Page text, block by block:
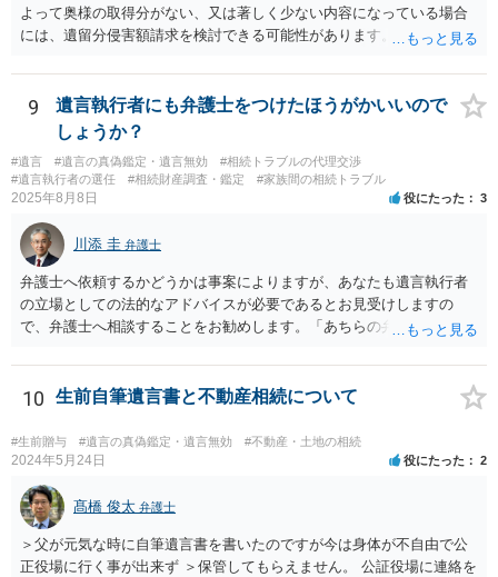
よって奥様の取得分がない、又は著しく少ない内容になっている場合
には、遺留分侵害額請求を検討できる可能性があります。ただし、
記の義務化に関する説明と混同されている可能性があります。相続登
記については、不動産を相続で取得したことを知った日から３年以内
に申請する義務があります。一方、遺留分侵害額請求は、相続開始お
よび遺留分を侵害する贈与・遺贈があったことを知った時から１年で
時効にかかります。また、相続開始から１０年が経過すると、認識の
有無にかかわらず行使できなくなります。 奥様がご両親の死亡を最近
効がいつから進むかは慎重に検討する必要があります。ただし、死亡
から３年が経過しているとのことですので、早急に戸籍、遺言の有
無、不動産登記、遺産分割協議書の有無を確認した方がよいでしょ
う。特に、お姉様側だけで不動産名義を変更している場合、遺言があ
ったのか、遺産分割協議書が作成されているのか、奥様の署名押印が
以前に、法定相続分や遺産分割未了の問題として整理すべき場合もあ
ります。 奥様において戸籍謄本、不動産登記簿、固定資産評価証明
書、遺言書の有無等を確認し、弁護士に個別に相談した方がよいと思
われます。
9
遺言執行者にも弁護士をつけたほうがかいいので
しょうか？
#遺言 #遺言の真偽鑑定・遺言無効
#相続トラブルの代理交渉
#遺言執行者の選任
#相続財産調査・鑑定 #家族間の相続トラブル
2025年8月8日 役にたった 3
川添 圭 弁護士
弁護士へ依頼するかどうかは事案によりますが、あなたも遺言執行者
の立場としての法的なアドバイスが必要であるとお見受けしますの
で、弁護士へ相談することをお勧めします。「あちらの弁護士」（元
誘導しかしてこないと思います。
10 生前自筆遺言書と不動産相続について
#生前贈与 #遺言の真偽鑑定・遺言無効 #不動産・土地の相続
2024年5月24日 役にたった 2
髙橋 俊太 弁護士
＞父が元気な時に自筆遺言書を書いたのですが今は身体が不自由で公
正役場に行く事が出来ず ＞保管してもらえません。 公証役場に連絡を